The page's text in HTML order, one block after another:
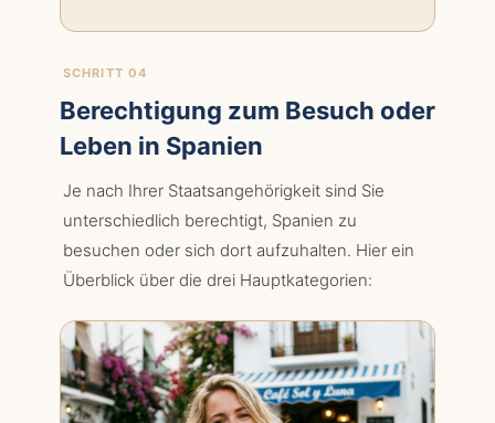
SCHRITT 04
Berechtigung zum Besuch oder
Leben in Spanien
Je nach Ihrer Staatsangehörigkeit sind Sie
unterschiedlich berechtigt, Spanien zu
besuchen oder sich dort aufzuhalten. Hier ein
Überblick über die drei Hauptkategorien: